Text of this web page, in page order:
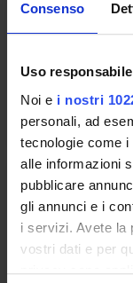
Consenso
Uso
Noi e i nostri
personali, ad
tecnologie come
alle informazioni
pubblicare
gli annunci e i
i servizi. Avete la
vostri dati e per
privacy sono
Periodo
Docenti
Walter Thaler
Crediti
1